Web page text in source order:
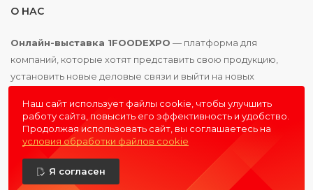
О НАС
Онлайн-выставка 1FOODEXPO — платформа для
компаний, которые хотят представить свою продукцию,
установить новые деловые связи и выйти на новых
© 2016 - 20261FOODEXPO
- первая пищевая онлайн-
Наш сайт использует файлы cookie, чтобы улучшить
работу сайта, повысить его эффективность и удобство.
Продолжая использовать сайт, вы соглашаетесь на
условия обработки файлов cookie
Я согласен